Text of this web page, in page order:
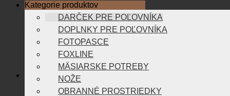
Kategorie produktov
DARČEK PRE POĽOVNÍKA
DOPLNKY PRE POĽOVNÍKA
FOTOPASCE
FOXLINE
MÄSIARSKE POTREBY
NOŽE
OBRANNÉ PROSTRIEDKY